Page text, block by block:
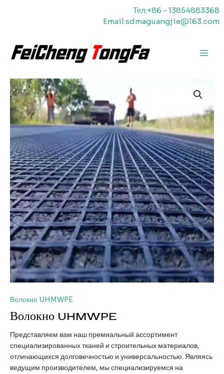
Тел:+86 - 13854883368
Email:sdmaguangjie@163.com
Волокно UHMWPE
Волокно UHMWPE
Представляем вам наш премиальный ассортимент
специализированных тканей и строительных материалов,
отличающихся долговечностью и универсальностью. Являясь
ведущим производителем, мы специализируемся на